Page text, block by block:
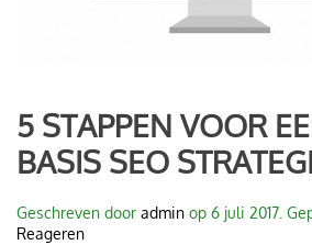
5 STAPPEN VOOR
BASIS SEO
Geschreven door admin op 6 juli 2017 .
Reageren